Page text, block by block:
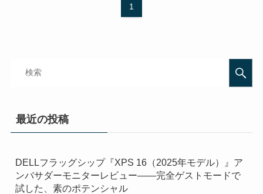
1
最近の投稿
DELLフラッグシップ『XPS 16（2025年モデル）』ア
ンバサダーモニターレビュー——完全ゲストモードで
試した、素のポテンシャル